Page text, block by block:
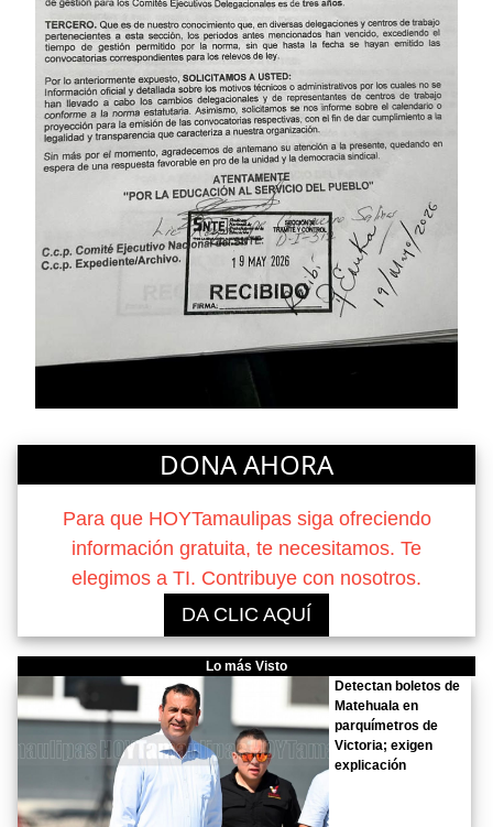
DONA AHORA
Para que HOYTamaulipas siga ofreciendo
información gratuita, te necesitamos. Te
elegimos a TI. Contribuye con nosotros.
DA CLIC AQUÍ
Lo más Visto
Detectan boletos de
Matehuala en
parquímetros de
Victoria; exigen
explicación